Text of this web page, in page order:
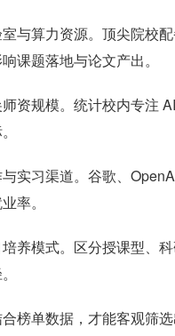
与算力资源。顶尖院校
课题落地与论文产出。
资规模。统计校内专注
实习渠道。谷歌、
率。
养模式。区分授课型、
榜单数据，才能客观筛